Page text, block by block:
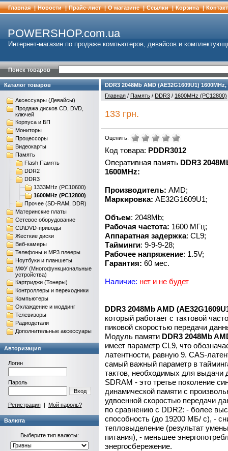
Главная | Новости | Прайс-лист | О магазине | Cсылки | Корзина |
POWERSHOP.com.ua
Интернет-магазин по продаже компьютеров, девайсов и
Поиск товаров
Каталог товаров
Аксессуары (Девайсы)
Продажа дисков CD, DVD,
ключей
Корпуса и БП
Мониторы
Процессоры
Видеокарты
Память
Flash Память
DDR2
DDR3
1333MHz (PC10600)
1600MHz (PC12800)
Прочее (SD-RAM, DDR)
Материнские платы
Сетевое оборудование
CD\DVD-приводы
Жесткие диски
Веб-камеры
Телефоны и MP3 плееры
Ноутбуки и планшеты
МФУ (Многофункциональные
устройства)
Картриджи (Тонеры)
Контроллеры и переходники
Компьютеры
Охлаждение и моддинг
Телевизоры
Радиодетали
Дополнительные аксессуары
Авторизация
Логин
Пароль
Вход
Регистрация| Мой пароль?
Валюта
Выберите тип валюты:
DDR3 2048Mb AMD (AE32G1609U1)
Главная / Память / DDR3 / 1600MHz (PC12800)
133 грн.
Оценить:
Код товара: PDDR3012
Оперативная память DDR3
1600MHz:
Производитель: AMD;
Маркировка: AE32G1609U1;
Объем: 2048Mb;
Рабочая частота: 1600 МГц;
Аппаратная задержка: CL9;
Тайминги: 9-9-9-28;
Рабочее напряжение: 1.5V;
Гарантия: 60 мес.
Наличие: нет и не будет
DDR3 2048Mb AMD
который работает с тактовой
пиковой скоростью передачи
Модуль памяти DDR3 2048Mb
имеет параметр CL9, что
латентности, равную 9. CAS-
самый важный параметр в
тактов, необходимых для выдачи
SDRAM - это третье поколение
динамической памяти с
удвоенной скоростью передачи
по сравнению с DDR2: - более
способность (до 19200 МБ/ с), -
тепловыделение (результат
питания), - меньшее
энергосбережение.